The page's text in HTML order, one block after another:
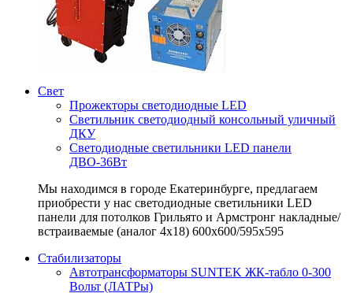
Свет
Прожекторы светодиодные LED
Светильник светодиодный консольный уличный
ДКУ
Светодиодные светильники LED панели
ДВО-36Вт
Мы находимся в городе Екатеринбурге, предлагаем
приобрести у нас светодиодные светильники LED
панели для потолков Грильято и Армстронг накладные/
встраиваемые (аналог 4х18) 600х600/595x595
Стабилизаторы
Автотрансформаторы SUNTEK ЖК-табло 0-300
Вольт (ЛАТРы)